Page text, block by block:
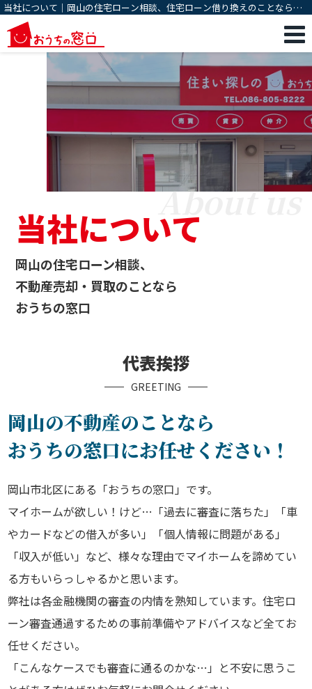
当社について｜岡山の住宅ローン相談、住宅ローン借り換えのことならお
うちの窓口
当社について
岡山の住宅ローン相談、
不動産売却・買取のことなら
おうちの窓口
About us
代表挨拶
GREETING
岡山の不動産のことなら
おうちの窓口にお任せください！
岡山市北区にある「おうちの窓口」です。
マイホームが欲しい！けど…「過去に審査に落ちた」「車
やカードなどの借入が多い」「個人情報に問題がある」
「収入が低い」など、様々な理由でマイホームを諦めてい
る方もいらっしゃるかと思います。
弊社は各金融機関の審査の内情を熟知しています。住宅ロ
ーン審査通過するための事前準備やアドバイスなど全てお
任せください。
「こんなケースでも審査に通るのかな…」と不安に思うこ